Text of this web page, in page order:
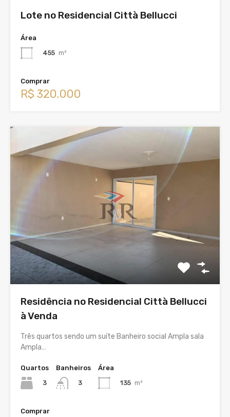
Lote no Residencial Città Bellucci
Área
455 m²
Comprar
R$ 320.000
Residência no Residencial Città Bellucci
à Venda
Três quartos sendo um suíte Banheiro social Ampla sala
Ampla…
Quartos
3
Banheiros
3
Área
135 m²
Comprar